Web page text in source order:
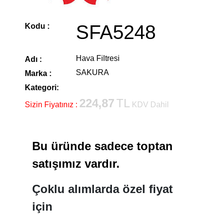
Kodu : SFA5248
Adı :
Hava Filtresi
Marka :
SAKURA
Kategori:
Sizin Fiyatınız : 224,87 TL KDV Dahil
Bu üründe sadece toptan
satışımız vardır.
Çoklu alımlarda özel fiyat
için